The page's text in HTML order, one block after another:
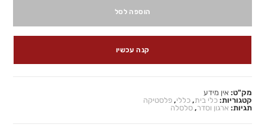
הוספה לסל
קנה עכשיו
מק"ט: אין מידע
קטגוריות:כלי בית,כללי,פלסטיקה
תגיות: ארגון וסדר,סלסלה